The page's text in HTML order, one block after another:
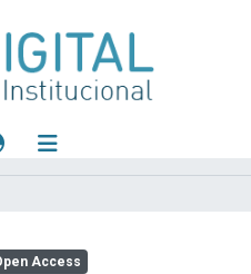
Access